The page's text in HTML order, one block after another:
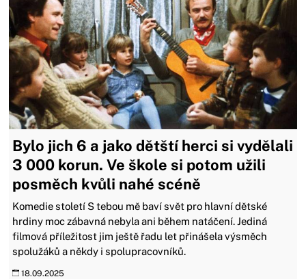
Bylo jich 6 a jako dětští herci si vydělali
3 000 korun. Ve škole si potom užili
posměch kvůli nahé scéně
Komedie století S tebou mě baví svět pro hlavní dětské
hrdiny moc zábavná nebyla ani během natáčení. Jediná
filmová příležitost jim ještě řadu let přinášela výsměch
spolužáků a někdy i spolupracovníků.
18.09.2025